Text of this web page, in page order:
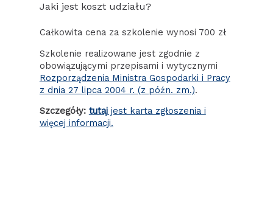
Jaki jest koszt udziału?
Całkowita cena za szkolenie wynosi 700 zł
Szkolenie realizowane jest zgodnie z
obowiązującymi przepisami i wytycznymi
Rozporządzenia Ministra Gospodarki i Pracy
z dnia 27 lipca 2004 r. (z późn. zm.).
Szczegóły: tutajjest karta zgłoszenia i
więcej informacji.